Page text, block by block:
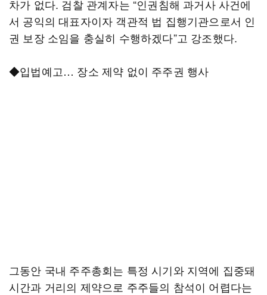
차가 없다. 검찰 관계자는 “인권침해 과거사 사건에
서 공익의 대표자이자 객관적 법 집행기관으로서 인
권 보장 소임을 충실히 수행하겠다”고 강조했다.
◆입법예고… 장소 제약 없이 주주권 행사
그동안 국내 주주총회는 특정 시기와 지역에 집중돼
시간과 거리의 제약으로 주주들의 참석이 어렵다는